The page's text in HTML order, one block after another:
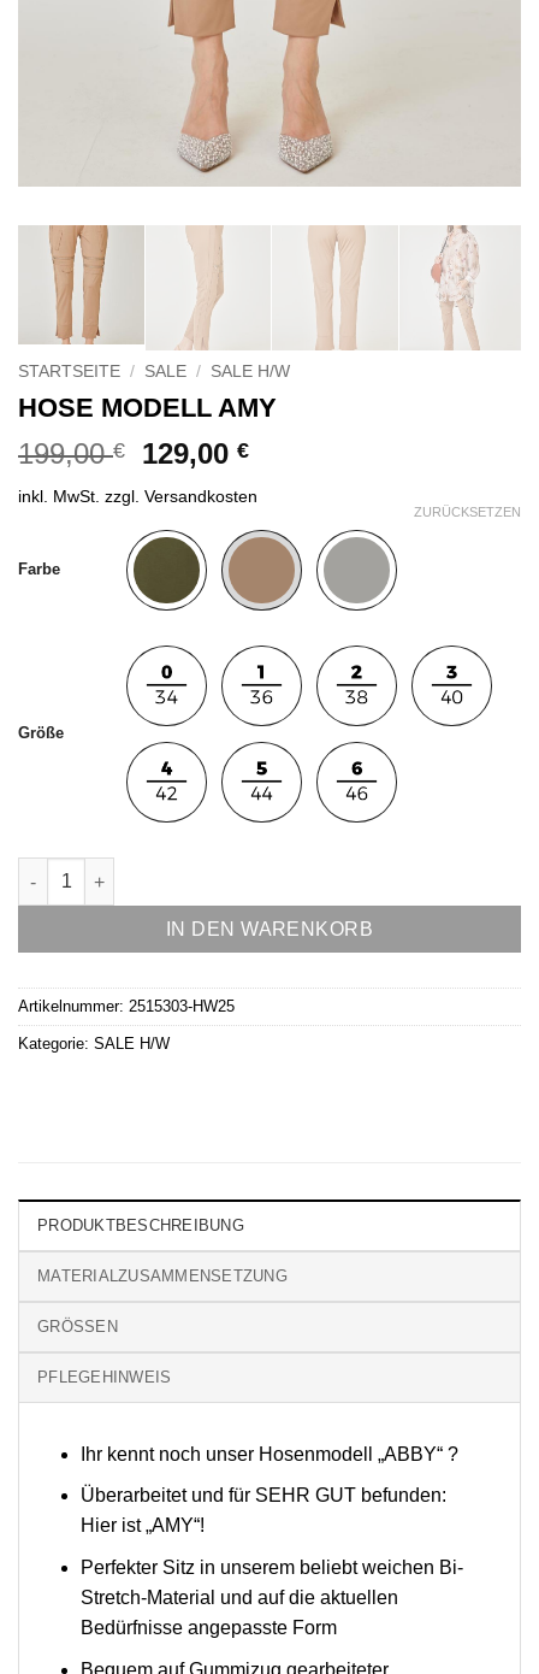
STARTSEITE / SALE / SALE H/W
HOSE MODELL AMY
199,00€
Ursprünglicher
war:
199,00 €
129,00€Aktueller
ist:
129,00 €.
inkl. MwSt. zzgl. Versandkosten
Farbe
Größe
ZURÜCKSETZEN
Hose Modell Amy Menge
IN DEN WARENKORB
Artikelnummer: 2515303-HW25
Kategorie: SALE H/W
PRODUKTBESCHREIBUNG
MATERIALZUSAMMENSETZUNG
GRÖSSEN
PFLEGEHINWEIS
Ihr kennt noch unser Hosenmodell „ABBY“ ?
Überarbeitet und für SEHR GUT befunden:
Hier ist „AMY“!
Perfekter Sitz in unserem beliebt weichen Bi-
Stretch-Material und auf die aktuellen
Bedürfnisse angepasste Form
Bequem auf Gummizug gearbeiteter